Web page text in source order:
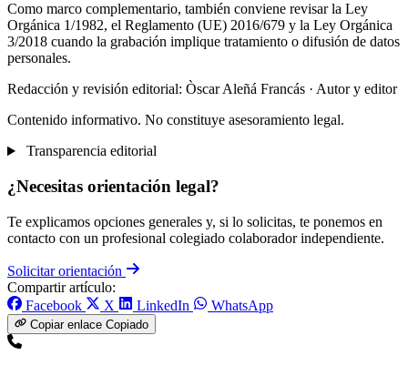
Como marco complementario, también conviene revisar la Ley
Orgánica 1/1982, el Reglamento (UE) 2016/679 y la Ley Orgánica
3/2018 cuando la grabación implique tratamiento o difusión de datos
personales.
Redacción y revisión editorial: Òscar Aleñá Francás · Autor y editor
Contenido informativo. No constituye asesoramiento legal.
Transparencia editorial
¿Necesitas orientación legal?
Te explicamos opciones generales y, si lo solicitas, te ponemos en
contacto con un profesional colegiado colaborador independiente.
Solicitar orientación
Compartir artículo:
Facebook
X LinkedIn WhatsApp
Copiar enlace Copiado